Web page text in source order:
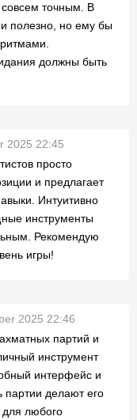
совсем точным. В
полезно, но ему бы
должны быть
2025 22:45
просто
и предлагает
Интуитивно
инструменты
Рекомендую
игры!
2025 22:46
партий и
инструмент
интерфейс и
партии делают его
любого